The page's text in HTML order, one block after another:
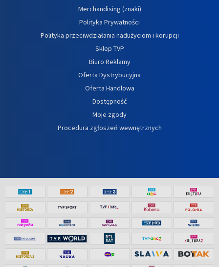
Merchandising (znaki)
Polityka Prywatności
Polityka przeciwdziałania nadużyciom i korupcji
Sklep TVP
Biuro Reklamy
Oferta Dystrybucyjna
Oferta Handlowa
Dostępność
Moje zgody
Procedura zgłoszeń wewnętrznych